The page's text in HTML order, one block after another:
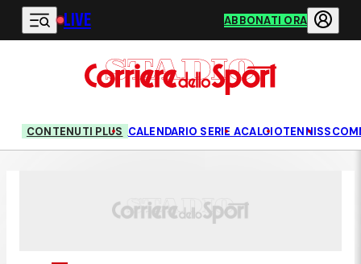
Vai al contenuto principale
LIVE ABBONATI ORA
CONTENUTI PLUS CALENDARIO SERIE ACALCIOTENNIS